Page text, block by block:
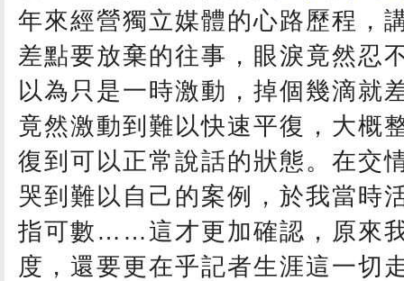
年來經營獨立媒體的心路歷程，
差點要放棄的往事，眼淚竟然忍
以為只是一時激動，掉個幾滴就
竟然激動到難以快速平復，大概
復到可以正常說話的狀態。在交
哭到難以自己的案例，於我當時
指可數……這才更加確認，原來
度，還要更在乎記者生涯這一切